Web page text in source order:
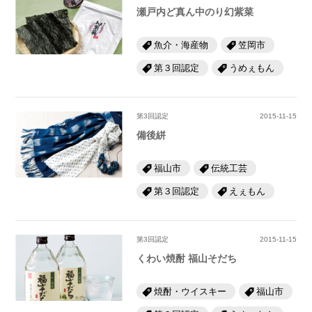
瀬戸内ど真ん中のり幻紫菜
魚介・海産物 笠岡市
第３回認定 うめぇもん
第3回認定 2015-11-15
備後絣
福山市 伝統工芸
第３回認定 えぇもん
第3回認定 2015-11-15
くわい焼酎 福山そだち
焼酎・ウイスキー 福山市